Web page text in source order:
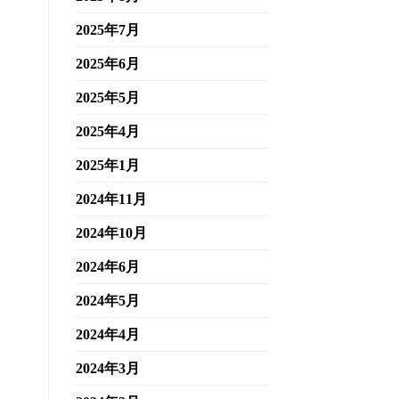
2025年7月
2025年6月
2025年5月
2025年4月
2025年1月
2024年11月
2024年10月
2024年6月
2024年5月
2024年4月
2024年3月